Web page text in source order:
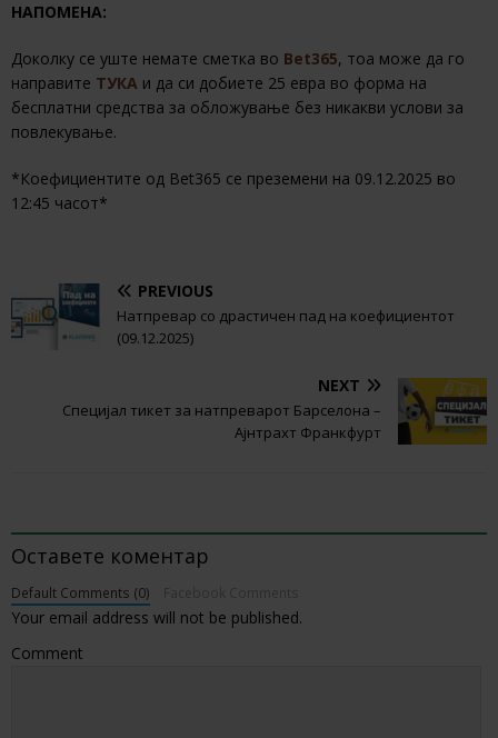
НАПОМЕНА:
Доколку се уште немате сметка во Bet365, тоа може да го
направите ТУКА и да си добиете 25 евра во форма на
бесплатни средства за обложување без никакви услови за
повлекување.
*Коефициентите од Bet365 се преземени на 09.12.2025 во
12:45 часот*
PREVIOUS
Натпревар со драстичен пад на коефициентот
(09.12.2025)
NEXT
Специјал тикет за натпреварот Барселона –
Ајнтрахт Франкфурт
Оставете коментар
Default Comments (0)
Your email address will not be published.
Comment